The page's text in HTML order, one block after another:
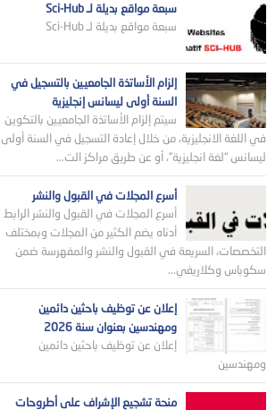
سبعة مواقع بديلة لـ Sci-Hub
سبعة مواقع بديلة لـ Sci-Hub
إلزام الأساتذة الجامعيين بالتسجيل في
السنة أولى ليسانس إنجليزية
سيتم إلزام الأساتذة الجامعيين بالتكوين
في اللغة الانجليزية، من خلال إعادة التسجيل في السنة أولى
ليسانس “لغة انجليزية”، أو عن طريق مراكز الت...
أسرع المجلات في القبول والنشر
أسرع المجلات في القبول والنشر الرابط
أدناه يضم الكثير من المجلات وبمختلف
التخصصات، السريعة في القبول والنشر والمفهرسة ضمن
سكوباس وكلاريفي...
إعلان عن توظيف باحثين دائمين
ومهندسين بعنوان سنة 2026
إعلان عن توظيف باحثين دائمين
ومهندسين
منحة تشجيع الإشراف على أطروحات